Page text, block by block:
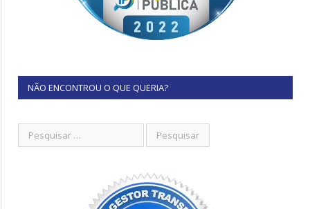
NÃO ENCONTROU O QUE QUERIA?